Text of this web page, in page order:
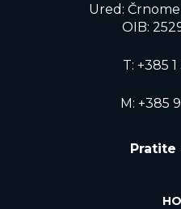
Ured:
OIB:
T: +385
M: +385
Pratite